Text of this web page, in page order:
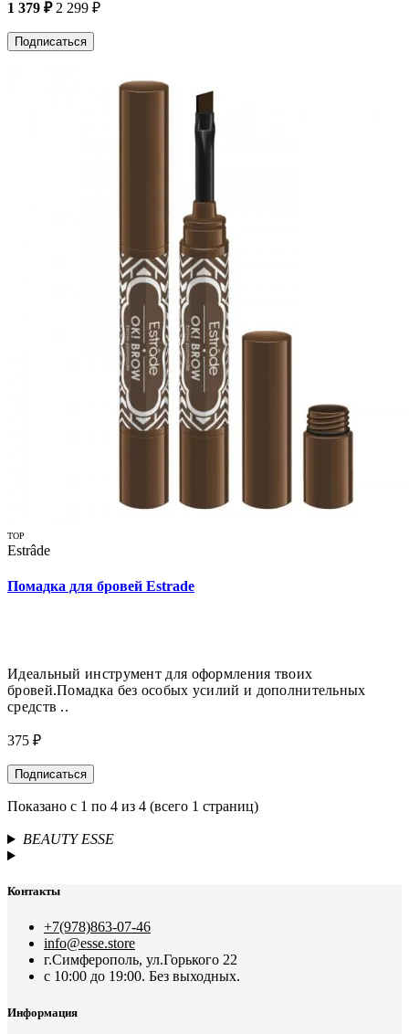
1 379 ₽ 2 299 ₽
Подписаться
TOP
Estrâde
Помадка для бровей Estrade
Идеальный инструмент для оформления твоих
бровей.Помадка без особых усилий и дополнительных
средств ..
375 ₽
Подписаться
Показано с 1 по 4 из 4 (всего 1 страниц)
BEAUTY ESSE
Контакты
+7(978)863-07-46
info@esse.store
г.Симферополь, ул.Горького 22
с 10:00 до 19:00. Без выходных.
Информация